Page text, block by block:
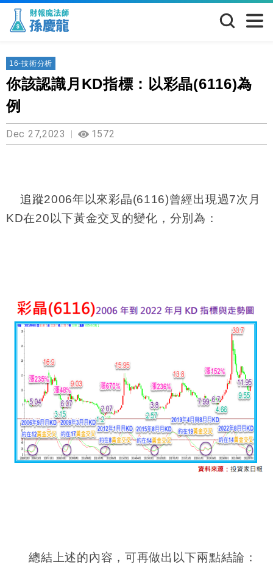
16-技術分析
你該認識月KD指標：以彩晶(6116)為
例
Dec 27,2023 1572
追蹤2006年以來彩晶(6116)曾經出現過7次月
KD在20 以下黃金交叉的變化，分別為：
總結上述的內容，可再做出以下兩點結論：